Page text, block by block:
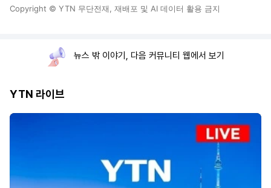
Copyright © YTN 무단전재, 재배포 및 AI 데이터 활용 금지
뉴스 밖 이야기, 다음 커뮤니티 웹에서 보기
YTN 라이브